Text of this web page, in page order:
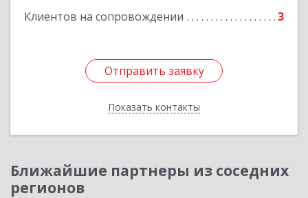
Клиентов на сопровождении 3
Отправить заявку
Показать контакты
Подробнее
Отправить заявку
Назад
Ближайшие партнеры из соседних
регионов